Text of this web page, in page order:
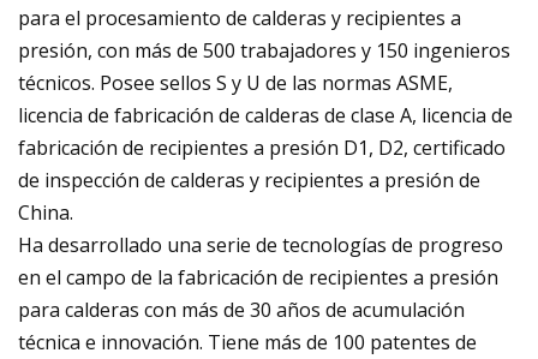
para el procesamiento de calderas y recipientes a
presión, con más de 500 trabajadores y 150 ingenieros
técnicos. Posee sellos S y U de las normas ASME,
licencia de fabricación de calderas de clase A, licencia de
fabricación de recipientes a presión D1, D2, certificado
de inspección de calderas y recipientes a presión de
China.
Ha desarrollado una serie de tecnologías de progreso
en el campo de la fabricación de recipientes a presión
para calderas con más de 30 años de acumulación
técnica e innovación. Tiene más de 100 patentes de